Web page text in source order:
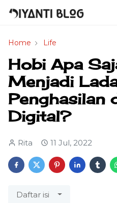
Home Life
Hobi Apa
Menjadi
Penghasilan
Digital?
Rita 11 Jul, 2022
Daftar isi